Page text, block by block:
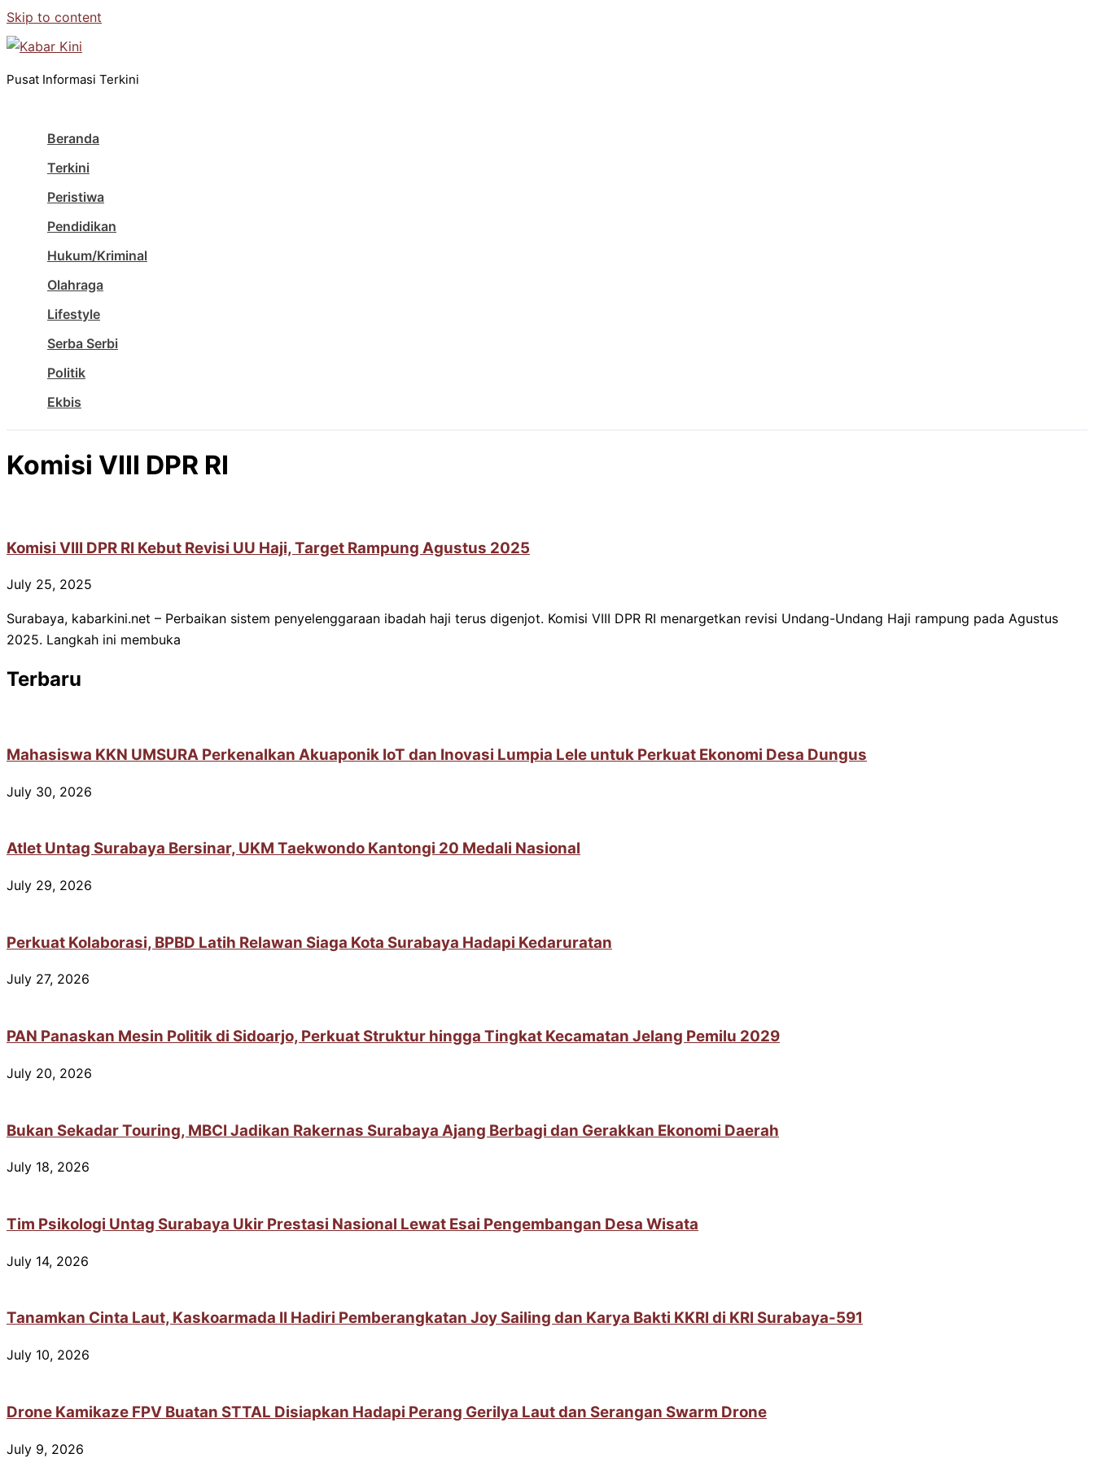
Skip to content
Pusat Informasi Terkini
Beranda
Terkini
Peristiwa
Pendidikan
Hukum/Kriminal
Olahraga
Lifestyle
Serba Serbi
Politik
Ekbis
Komisi VIII DPR RI
Komisi VIII DPR RI Kebut Revisi UU Haji, Target Rampung Agustus 2025
July 25, 2025
Surabaya, kabarkini.net – Perbaikan sistem penyelenggaraan ibadah haji terus digenjot. Komisi VIII DPR RI menargetkan revisi Undang-Undang Haji rampung pada Agustus
2025. Langkah ini membuka
Terbaru
Mahasiswa KKN UMSURA Perkenalkan Akuaponik IoT dan Inovasi Lumpia Lele untuk Perkuat Ekonomi Desa Dungus
July 30, 2026
Atlet Untag Surabaya Bersinar, UKM Taekwondo Kantongi 20 Medali Nasional
July 29, 2026
Perkuat Kolaborasi, BPBD Latih Relawan Siaga Kota Surabaya Hadapi Kedaruratan
July 27, 2026
PAN Panaskan Mesin Politik di Sidoarjo, Perkuat Struktur hingga Tingkat Kecamatan Jelang Pemilu 2029
July 20, 2026
Bukan Sekadar Touring, MBCI Jadikan Rakernas Surabaya Ajang Berbagi dan Gerakkan Ekonomi Daerah
July 18, 2026
Tim Psikologi Untag Surabaya Ukir Prestasi Nasional Lewat Esai Pengembangan Desa Wisata
July 14, 2026
Tanamkan Cinta Laut, Kaskoarmada II Hadiri Pemberangkatan Joy Sailing dan Karya Bakti KKRI di KRI Surabaya-591
July 10, 2026
Drone Kamikaze FPV Buatan STTAL Disiapkan Hadapi Perang Gerilya Laut dan Serangan Swarm Drone
July 9, 2026